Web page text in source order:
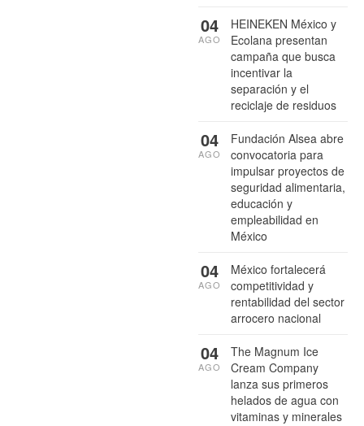
HEINEKEN México y
Ecolana presentan
campaña que busca
incentivar la
separación y el
reciclaje de residuos
04
AGO
Fundación Alsea abre
convocatoria para
impulsar proyectos de
seguridad alimentaria,
educación y
empleabilidad en
México
04
AGO
México fortalecerá
competitividad y
rentabilidad del sector
arrocero nacional
04
AGO
The Magnum Ice
Cream Company
lanza sus primeros
helados de agua con
vitaminas y minerales
04
AGO